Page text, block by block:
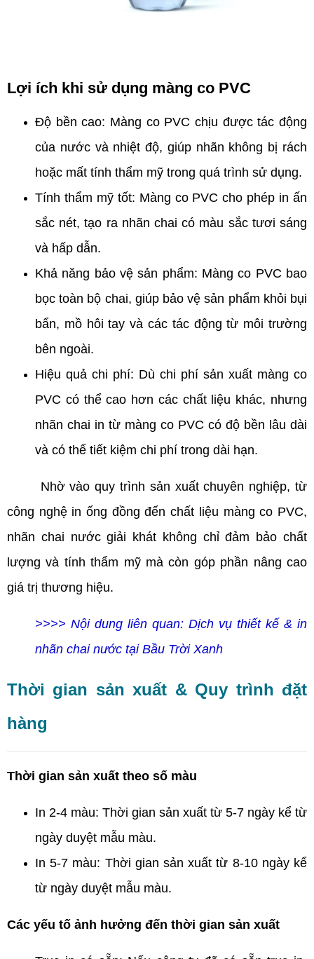
Lợi ích khi sử dụng màng co PVC
Độ bền cao: Màng co PVC chịu được tác động
của nước và nhiệt độ, giúp nhãn không bị rách
hoặc mất tính thẩm mỹ trong quá trình sử dụng.
Tính thẩm mỹ tốt: Màng co PVC cho phép in ấn
sắc nét, tạo ra nhãn chai có màu sắc tươi sáng
và hấp dẫn.
Khả năng bảo vệ sản phẩm: Màng co PVC bao
bọc toàn bộ chai, giúp bảo vệ sản phẩm khỏi bụi
bẩn, mồ hôi tay và các tác động từ môi trường
bên ngoài.
Hiệu quả chi phí: Dù chi phí sản xuất màng co
PVC có thể cao hơn các chất liệu khác, nhưng
nhãn chai in từ màng co PVC có độ bền lâu dài
và có thể tiết kiệm chi phí trong dài hạn.
Nhờ vào quy trình sản xuất chuyên nghiệp, từ
công nghệ in ống đồng đến chất liệu màng co PVC,
nhãn chai nước giải khát không chỉ đảm bảo chất
lượng và tính thẩm mỹ mà còn góp phần nâng cao
giá trị thương hiệu.
>>>> Nội dung liên quan: Dịch vụ thiết kế & in
nhãn chai nước tại Bầu Trời Xanh
Thời gian sản xuất & Quy trình đặt
hàng
Thời gian sản xuất theo số màu
In 2-4 màu: Thời gian sản xuất từ 5-7 ngày kể từ
ngày duyệt mẫu màu.
In 5-7 màu: Thời gian sản xuất từ 8-10 ngày kể
từ ngày duyệt mẫu màu.
Các yếu tố ảnh hưởng đến thời gian sản xuất